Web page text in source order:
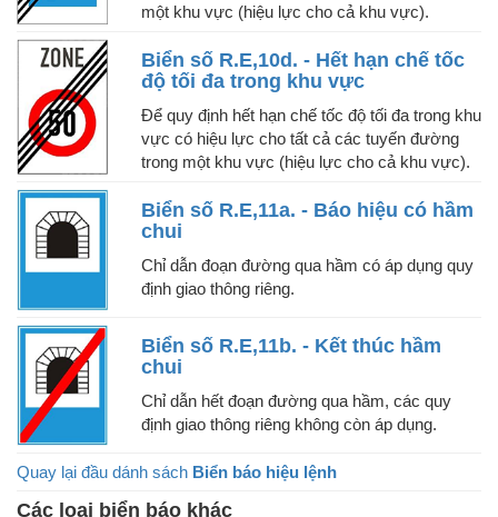
một khu vực (hiệu lực cho cả khu vực).
Biển số R.E,10d. - Hết hạn chế tốc
độ tối đa trong khu vực
Để quy định hết hạn chế tốc độ tối đa trong khu
vực có hiệu lực cho tất cả các tuyến đường
trong một khu vực (hiệu lực cho cả khu vực).
Biển số R.E,11a. - Báo hiệu có hầm
chui
Chỉ dẫn đoạn đường qua hầm có áp dụng quy
định giao thông riêng.
Biển số R.E,11b. - Kết thúc hầm
chui
Chỉ dẫn hết đoạn đường qua hầm, các quy
định giao thông riêng không còn áp dụng.
Quay lại đầu dánh sách Biển báo hiệu lệnh
Các loại biển báo khác